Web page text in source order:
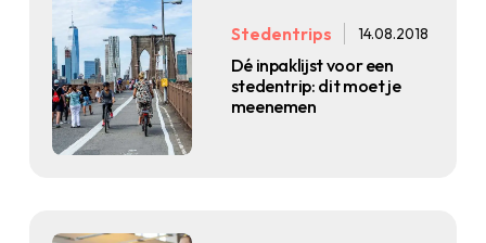
Stedentrips 14.08.2018
Dé inpaklijst voor een
stedentrip: dit moet je
meenemen